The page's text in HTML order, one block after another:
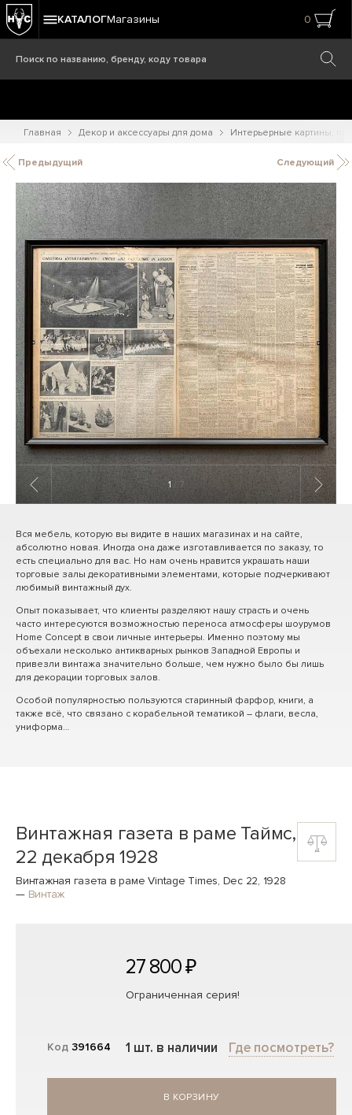
КАТАЛОГМагазины 0
Главная Декор и аксессуары для дома Интерьерные картины,
Предыдущий Следующий
1 / 7
Вся мебель, которую вы видите в наших магазинах и на сайте,
абсолютно новая. Иногда она даже изготавливается по заказу, то
есть специально для вас. Но нам очень нравится украшать наши
торговые залы декоративными элементами, которые подчеркивают
любимый винтажный дух.
Опыт показывает, что клиенты разделяют нашу страсть и очень
часто интересуются возможностью переноса атмосферы шоурумов
Home Concept в свои личные интерьеры. Именно поэтому мы
объехали несколько антикварных рынков Западной Европы и
привезли винтажа значительно больше, чем нужно было бы лишь
для декорации торговых залов.
Особой популярностью пользуются старинный фарфор, книги, а
также всё, что связано с корабельной тематикой – флаги, весла,
униформа…
Винтажная газета в раме Таймс,
22 декабря 1928
Винтажная газета в раме Vintage Times, Dec 22, 1928
— Винтаж
Код 391664
27 800 ₽
Ограниченная серия!
1 шт. в наличии Где посмотреть?
В КОРЗИНУ